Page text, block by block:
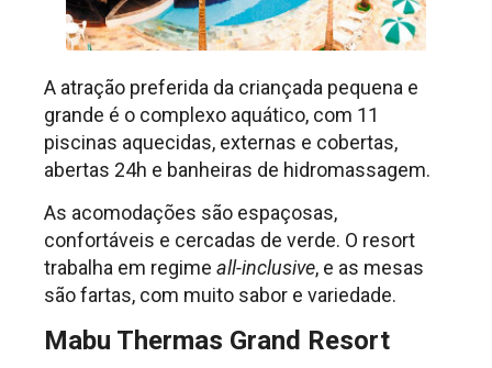
A atração preferida da criançada pequena e
grande é o complexo aquático, com 11
piscinas aquecidas, externas e cobertas,
abertas 24h e banheiras de hidromassagem.
As acomodações são espaçosas,
confortáveis e cercadas de verde. O resort
trabalha em regime all-inclusive, e as mesas
são fartas, com muito sabor e variedade.
Mabu Thermas Grand Resort